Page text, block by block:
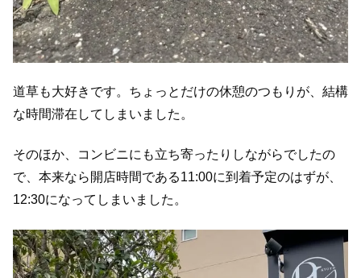
道草も大好きです。ちょっとだけの休憩のつもりが、結構
な時間滞在してしまいました。
そのほか、コンビニにも立ち寄ったりしながらでしたの
で、本来なら開店時間である11:00に到着予定のはずが、
12:30になってしまいました。